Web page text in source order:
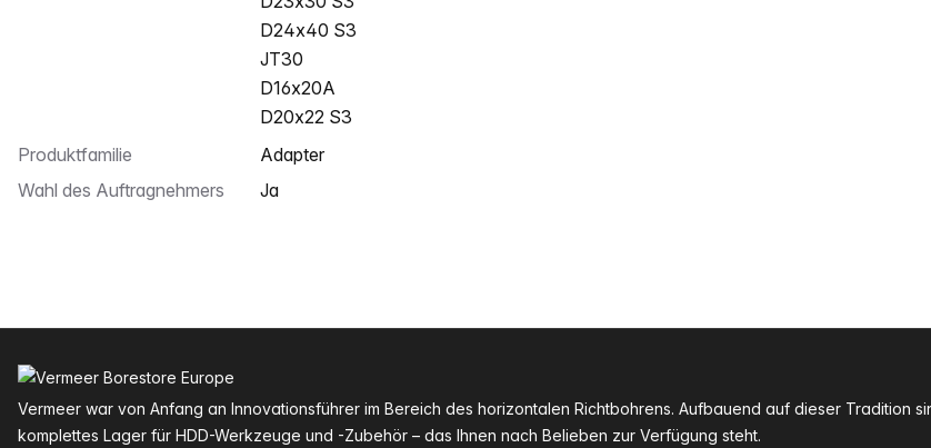
D24x40 S3
JT30
D16x20A
D20x22 S3
Produktfamilie
Adapter
Wahl des Auftragnehmers
Ja
Vermeer war von Anfang an Innovationsführer im Bereich des horizontalen Richtbohrens. Aufbauend auf dieser Tradition
komplettes Lager für HDD-Werkzeuge und -Zubehör – das Ihnen nach Belieben zur Verfügung steht.